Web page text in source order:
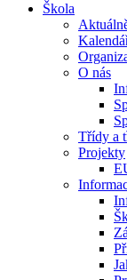
Škola
O nás
Třídy a
Projekty